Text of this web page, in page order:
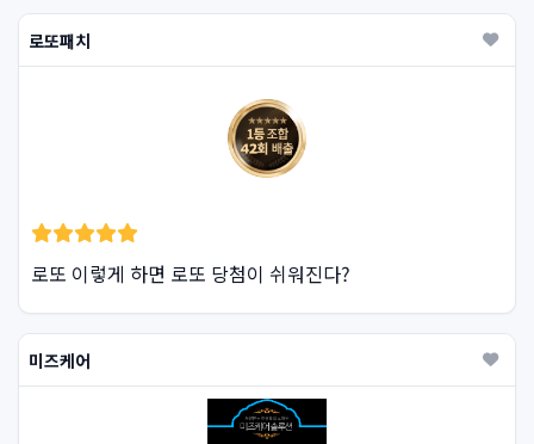
로또패치
로또 이렇게 하면 로또 당첨이 쉬워진다?
미즈케어